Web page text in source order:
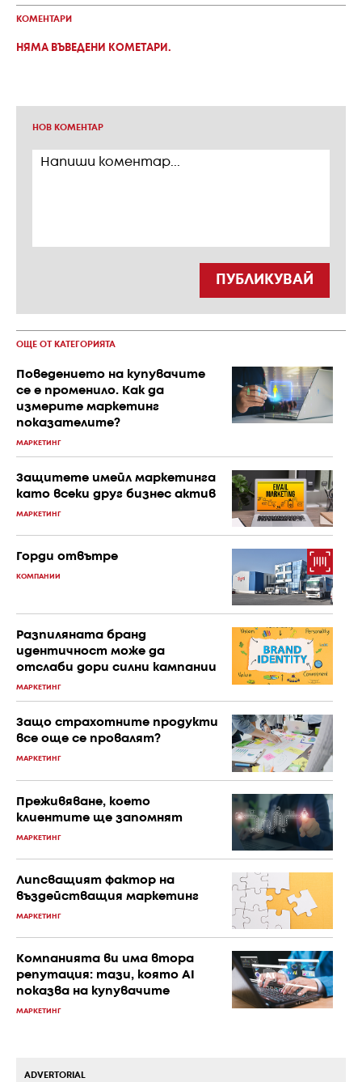
КОМЕНТАРИ
НЯМА ВЪВЕДЕНИ КОМЕТАРИ.
НОВ КОМЕНТАР
ПУБЛИКУВАЙ
ОЩЕ ОТ КАТЕГОРИЯТА
Поведението на купувачите
се е променило. Как да
измерите маркетинг
показателите?
МАРКЕТИНГ
Защитете имейл маркетинга
като всеки друг бизнес актив
МАРКЕТИНГ
Горди отвътре
КОМПАНИИ
Разпиляната бранд
идентичност може да
отслаби дори силни кампании
МАРКЕТИНГ
Защо страхотните продукти
все още се провалят?
МАРКЕТИНГ
Преживяване, което
клиентите ще запомнят
МАРКЕТИНГ
Липсващият фактор на
въздействащия маркетинг
МАРКЕТИНГ
Компанията ви има втора
репутация: тази, която AI
показва на купувачите
МАРКЕТИНГ
ADVERTORIAL